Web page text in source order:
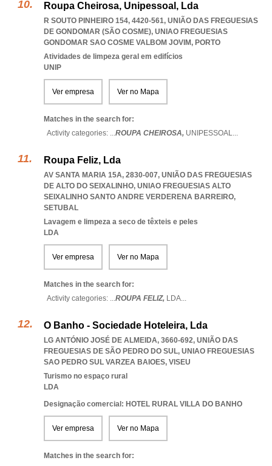
Roupa Cheirosa, Unipessoal, Lda
R SOUTO PINHEIRO 154, 4420-561, UNIÃO DAS FREGUESIAS
DE GONDOMAR (SÃO COSME), UNIAO FREGUESIAS
GONDOMAR SAO COSME VALBOM JOVIM, PORTO
Atividades de limpeza geral em edifícios
UNIP
Ver empresa Ver no Mapa
Matches in the search for:
Activity categories: ...ROUPA CHEIROSA, UNIPESSOAL...
Roupa Feliz, Lda
AV SANTA MARIA 15A, 2830-007, UNIÃO DAS FREGUESIAS
DE ALTO DO SEIXALINHO, UNIAO FREGUESIAS ALTO
SEIXALINHO SANTO ANDRE VERDERENA BARREIRO,
SETUBAL
Lavagem e limpeza a seco de têxteis e peles
LDA
Ver empresa Ver no Mapa
Matches in the search for:
Activity categories: ...ROUPA FELIZ, LDA...
O Banho - Sociedade Hoteleira, Lda
LG ANTÓNIO JOSÉ DE ALMEIDA, 3660-692, UNIÃO DAS
FREGUESIAS DE SÃO PEDRO DO SUL, UNIAO FREGUESIAS
SAO PEDRO SUL VARZEA BAIOES, VISEU
Turismo no espaço rural
LDA
Designação comercial: HOTEL RURAL VILLA DO BANHO
Ver empresa Ver no Mapa
Matches in the search for: